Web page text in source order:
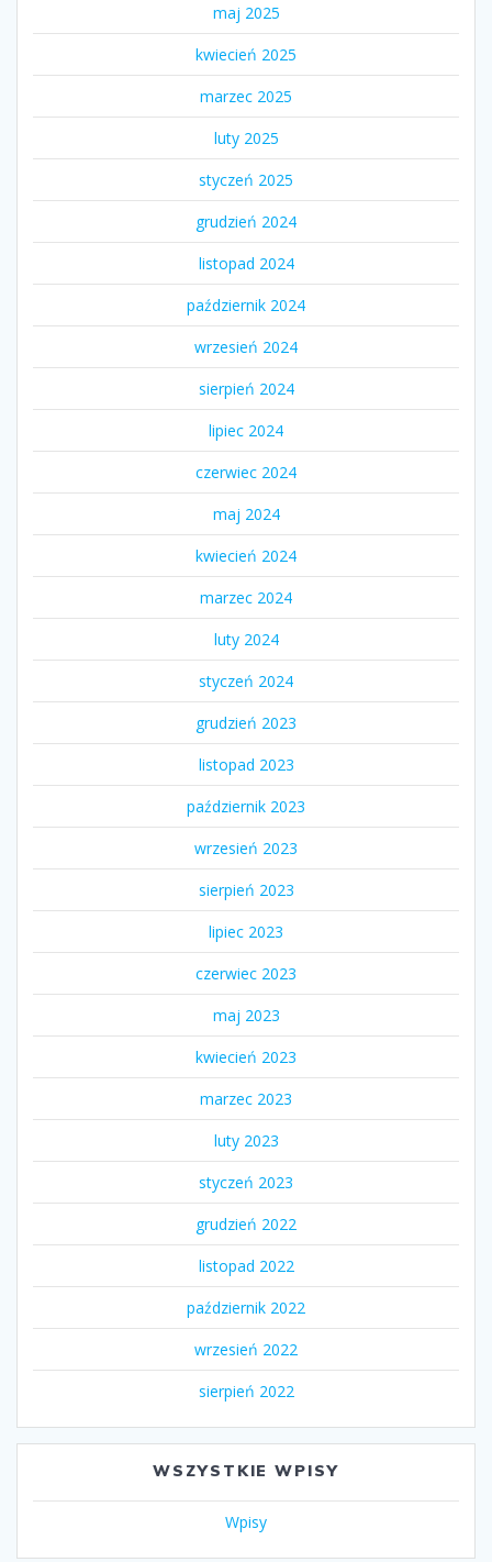
maj 2025
kwiecień 2025
marzec 2025
luty 2025
styczeń 2025
grudzień 2024
listopad 2024
październik 2024
wrzesień 2024
sierpień 2024
lipiec 2024
czerwiec 2024
maj 2024
kwiecień 2024
marzec 2024
luty 2024
styczeń 2024
grudzień 2023
listopad 2023
październik 2023
wrzesień 2023
sierpień 2023
lipiec 2023
czerwiec 2023
maj 2023
kwiecień 2023
marzec 2023
luty 2023
styczeń 2023
grudzień 2022
listopad 2022
październik 2022
wrzesień 2022
sierpień 2022
WSZYSTKIE WPISY
Wpisy